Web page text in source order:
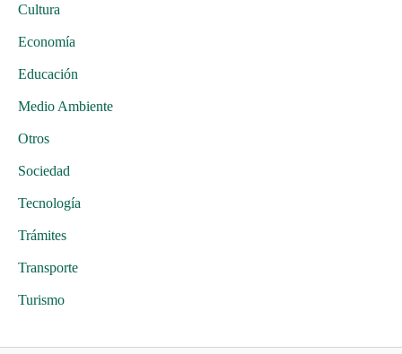
Cultura
Economía
Educación
Medio Ambiente
Otros
Sociedad
Tecnología
Trámites
Transporte
Turismo